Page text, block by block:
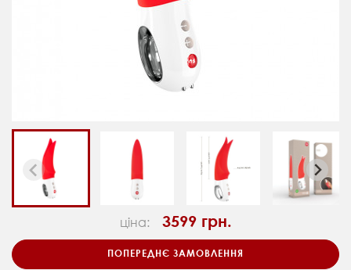
ціна: 3599 грн.
ПОПЕРЕДНЄ ЗАМОВЛЕННЯ